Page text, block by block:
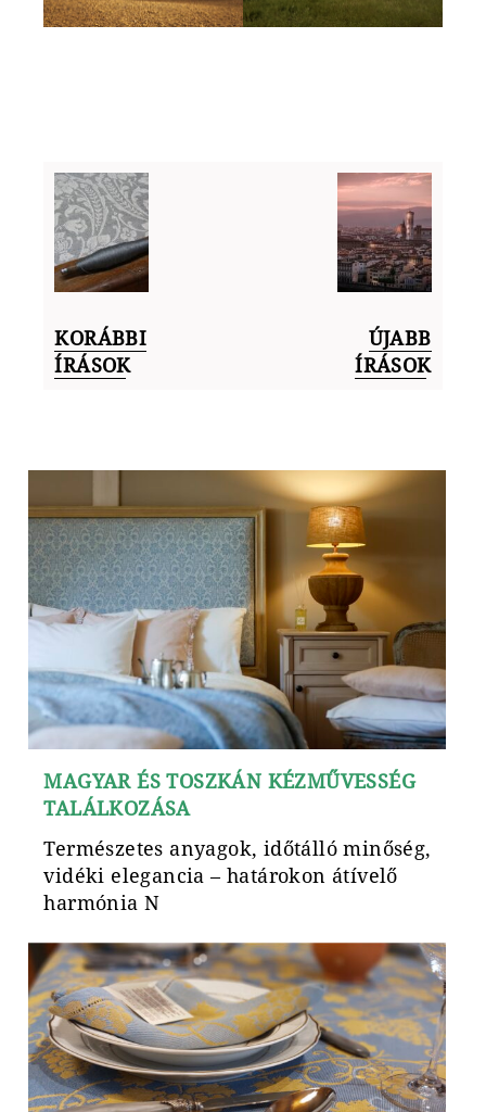
KORÁBBI
ÍRÁSOK
ÚJABB
ÍRÁSOK
MAGYAR ÉS TOSZKÁN KÉZMŰVESSÉG
TALÁLKOZÁSA
Természetes anyagok, időtálló minőség,
vidéki elegancia – határokon átívelő
harmónia N